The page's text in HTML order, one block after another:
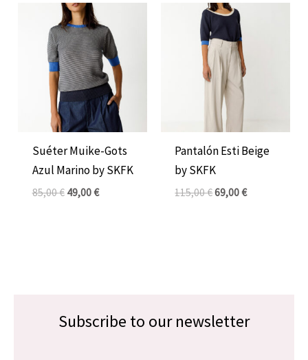
Suéter Muike-Gots
Azul Marino by SKFK
85,00€
El
precio
original
era:
85,00 €.
49,00€
precio
actual
es:
49,00 €.
Pantalón Esti Beige
by SKFK
115,00€
El
precio
original
era:
115,00 €.
69,00€
Subscribe to our newsletter